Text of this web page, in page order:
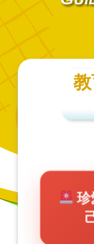
珍